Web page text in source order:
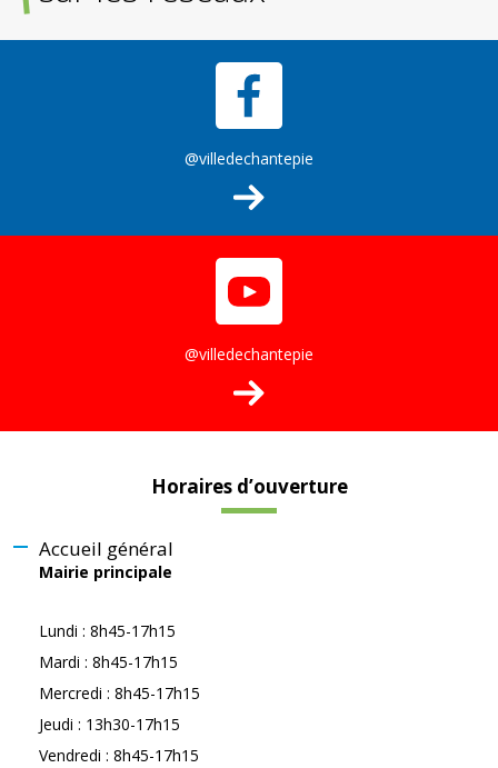
@villedechantepie
@villedechantepie
Horaires d’ouverture
Accueil général
Mairie principale
Lundi : 8h45-17h15
Mardi : 8h45-17h15
Mercredi : 8h45-17h15
Jeudi : 13h30-17h15
Vendredi : 8h45-17h15